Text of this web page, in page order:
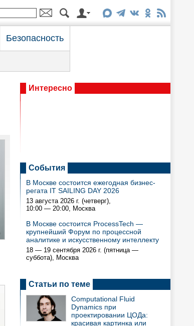
Безопасность
Интересно
События
В Москве состоится ежегодная бизнес-
регата IT SAILING DAY 2026
13 августа 2026 г. (четверг),
10:00 — 20:00, Москва
В Москве состоится ProcessTech —
крупнейший Форум по процессной
аналитике и искусственному интеллекту
18 — 19 сентября 2026 г. (пятница —
суббота), Москва
Статьи по теме
Computational Fluid
Dynamics при
проектировании ЦОДа:
красивая картинка или